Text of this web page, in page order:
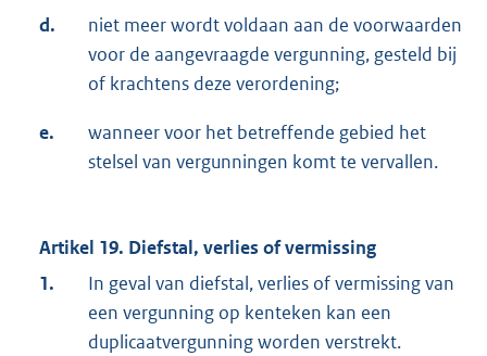
d.
niet meer wordt voldaan aan de voorwaarden
voor de aangevraagde vergunning, gesteld bij
of krachtens deze verordening;
e.
wanneer voor het betreffende gebied het
stelsel van vergunningen komt te vervallen.
Artikel 19. Diefstal, verlies of vermissing
1.
In geval van diefstal, verlies of vermissing van
een vergunning op kenteken kan een
duplicaatvergunning worden verstrekt.